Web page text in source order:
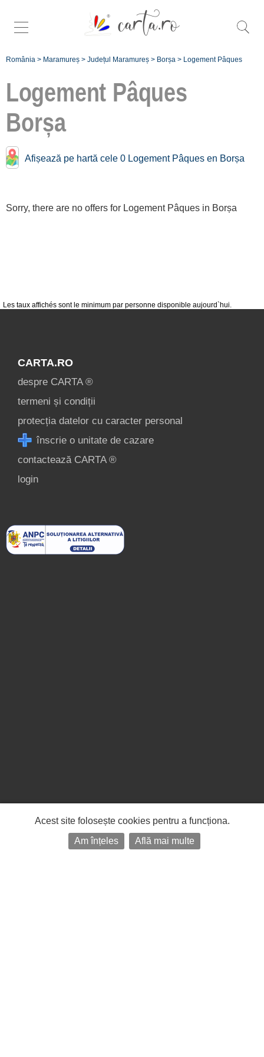
România > Maramureș > Județul Maramureș > Borșa > Logement Pâques
Logement Pâques
Borșa
Afișează pe hartă cele 0 Logement Pâques en Borșa
Les taux affichés sont le minimum par personne disponible aujourd`hui.
Sorry, there are no offers for Logement Pâques in Borșa
o unitate de
despre C A
login
CARTA.RO
despre CARTA ®
termeni și condiții
protecția datelor cu caracter personal
înscrie o unitate de cazare
contactează CARTA ®
login
Acest site folosește cookies pentru a funcționa.
Am înțeles
Află mai multe